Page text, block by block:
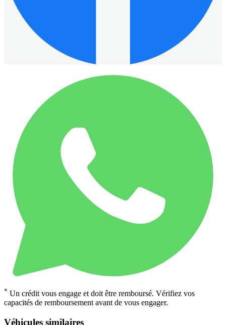
* Un crédit vous engage et doit être remboursé. Vérifiez vos
capacités de remboursement avant de vous engager.
Véhicules similaires